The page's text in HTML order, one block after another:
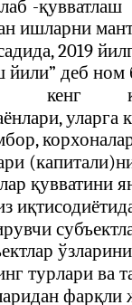
-қувватлаш
ишларни
2019
деб ном
кенг
уларга
қувватини
турлари ва